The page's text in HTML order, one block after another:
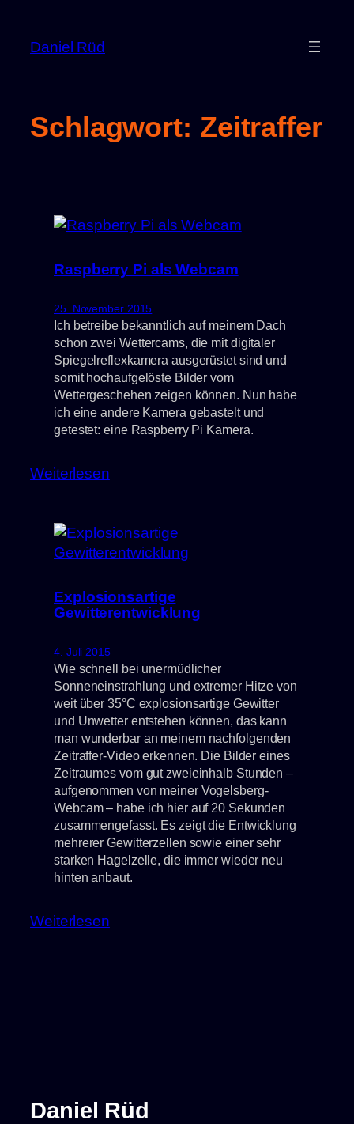
springen
Daniel Rüd
Schlagwort: Zeitraffer
Raspberry Pi als Webcam
25. November 2015
Ich betreibe bekanntlich auf meinem Dach
schon zwei Wettercams, die mit digitaler
Spiegelreflexkamera ausgerüstet sind und
somit hochaufgelöste Bilder vom
Wettergeschehen zeigen können. Nun habe
ich eine andere Kamera gebastelt und
getestet: eine Raspberry Pi Kamera.
Weiterlesen:
als
Webcam
Explosionsartige
Gewitterentwicklung
4. Juli 2015
Wie schnell bei unermüdlicher
Sonneneinstrahlung und extremer Hitze von
weit über 35°C explosionsartige Gewitter
und Unwetter entstehen können, das kann
man wunderbar an meinem nachfolgenden
Zeitraffer-Video erkennen. Die Bilder eines
Zeitraumes vom gut zweieinhalb Stunden –
aufgenommen von meiner Vogelsberg-
Webcam – habe ich hier auf 20 Sekunden
zusammengefasst. Es zeigt die Entwicklung
mehrerer Gewitterzellen sowie einer sehr
starken Hagelzelle, die immer wieder neu
hinten anbaut.
Weiterlesen:
Daniel Rüd